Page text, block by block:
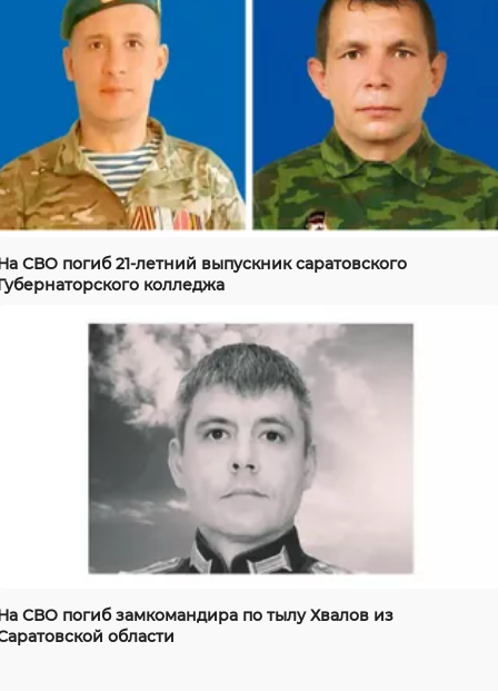
СВО погиб 21-летний выпускник саратовского
колледжа
СВО погиб замкомандира по тылу Хвалов из
области